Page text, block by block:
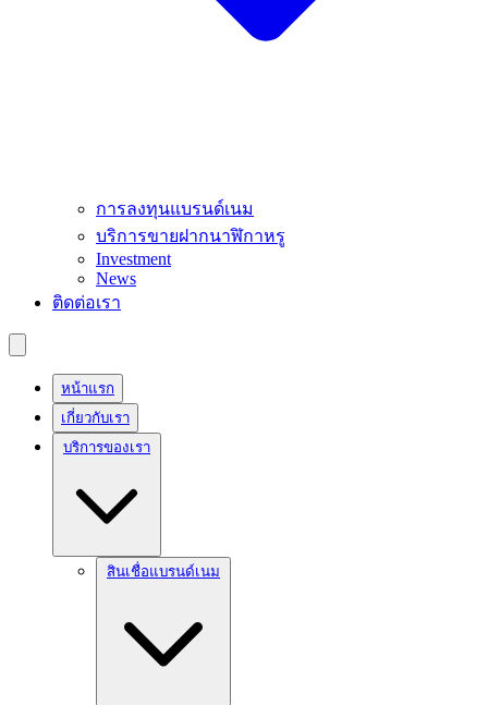
การลงทุนแบรนด์เนม
บริการขายฝากนาฬิกาหรู
Investment
News
ติดต่อเรา
หน้าแรก
เกี่ยวกับเรา
บริการของเรา
สินเชื่อแบรนด์เนม